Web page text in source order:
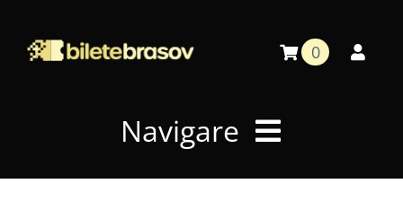
content
0
Navigare